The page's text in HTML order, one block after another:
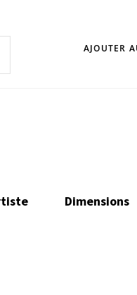
AJOUTER
Dimensions